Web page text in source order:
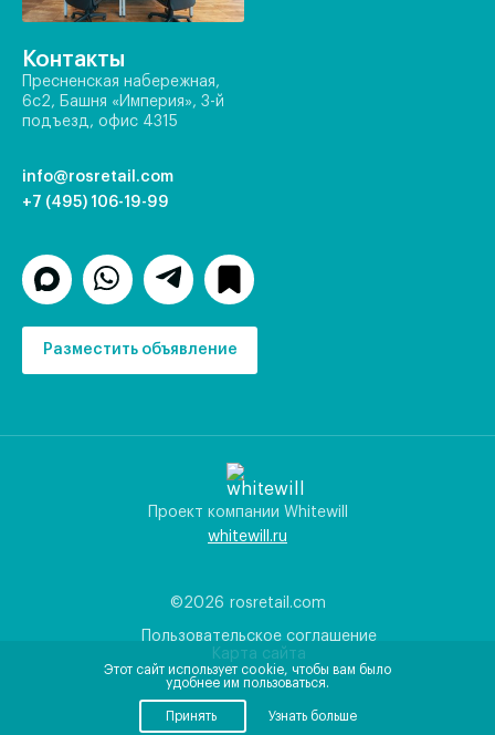
Контакты
Пресненская набережная,
6с2, Башня «Империя», 3-й
подъезд, офис 4315
info@rosretail.com
+7 (495) 106-19-99
Разместить объявление
©2026 rosretail.com
Пользовательское соглашение
Карта сайта
Проект компании Whitewill
whitewill.ru
Этот сайт использует cookie, чтобы вам было
удобнее им пользоваться.
Принять Узнать больше